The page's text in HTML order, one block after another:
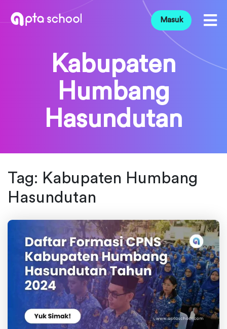
Masuk
Kabupaten
Humbang
Hasundutan
Tag: Kabupaten Humbang
Hasundutan